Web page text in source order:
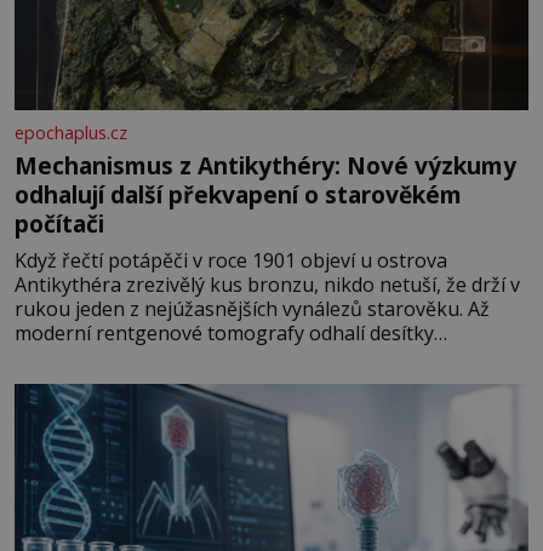
epochaplus.cz
Mechanismus z Antikythéry: Nové výzkumy
odhalují další překvapení o starověkém
počítači
Když řečtí potápěči v roce 1901 objeví u ostrova
Antikythéra zrezivělý kus bronzu, nikdo netuší, že drží v
rukou jeden z nejúžasnějších vynálezů starověku. Až
moderní rentgenové tomografy odhalí desítky
Antikythéry je dnes považován za nejstarší známý
analogový počítač na světě. Přesto ani po více než sto
letech výzkumu